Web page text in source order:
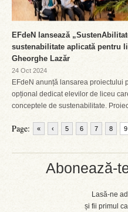
Abonează-
Lasă-ne
și fii primul
EFdeN lansează
sustenabilitate aplicată pentru
Gheorghe Lazăr
24 Oct 2024
EFdeN anunță lansarea proiectului
opțional dedicat elevilor de liceu
conceptele de sustenabilitate.
Page: « ‹ 5 6 7 8 9